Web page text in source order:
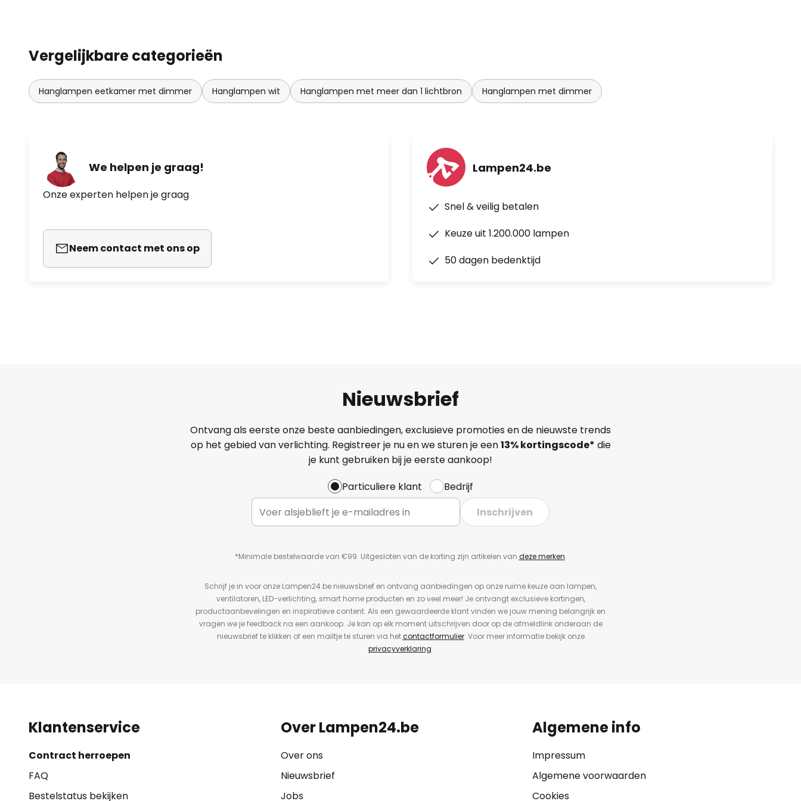
Vergelijkbare categorieën
Hanglampen eetkamer met dimmer Hanglampen wit Hanglampen met meer dan 1 lichtbron Hanglampen met dimmer
We helpen je graag!
Onze experten helpen je graag
Neem contact met ons op
Lampen24.be
Snel & veilig betalen
Keuze uit 1.200.000 lampen
50 dagen bedenktijd
Nieuwsbrief
Ontvang als eerste onze beste aanbiedingen, exclusieve promoties en de nieuwste trends
op het gebied van verlichting. Registreer je nu en we sturen je een13%kortingscode* die
je kunt gebruiken bij je eerste aankoop!
Particuliere klant
Bedrijf
Inschrijven
*Minimale bestelwaarde van €99. Uitgesloten van de korting zijn artikelen van deze merken.
Schrijf je in voor onze Lampen24.be nieuwsbrief en ontvang aanbiedingen op onze ruime keuze aan lampen,
ventilatoren, LED-verlichting, smart home producten en zo veel meer! Je ontvangt exclusieve kortingen,
productaanbevelingen en inspiratieve content. Als een gewaardeerde klant vinden we jouw mening belangrijk en
vragen we je feedback na een aankoop. Je kan op elk moment uitschrijven door op de afmeldlink onderaan de
nieuwsbrief te klikken of een mailtje te sturen via hetcontactformulier. Voor meer informatie bekijk onze
privacyverklaring.
Klantenservice
Contract herroepen
FAQ
Bestelstatus bekijken
Over Lampen24.be
Over ons
Nieuwsbrief
Jobs
Algemene info
Impressum
Algemene voorwaarden
Cookies